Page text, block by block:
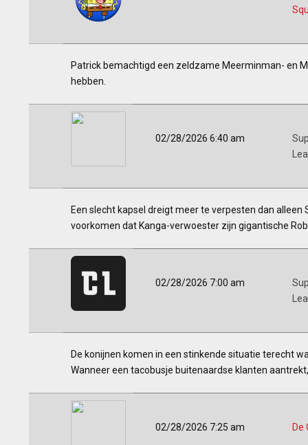
Patrick bemachtigd een zeldzame Meerminman- en
hebben.
02/28/2026 6:40 am
Een slecht kapsel dreigt meer te verpesten dan
voorkomen dat Kanga-verwoester zijn gigantische
02/28/2026 7:00 am
De konijnen komen in een stinkende situatie terecht
Wanneer een tacobusje buitenaardse klanten
02/28/2026 7:25 am De